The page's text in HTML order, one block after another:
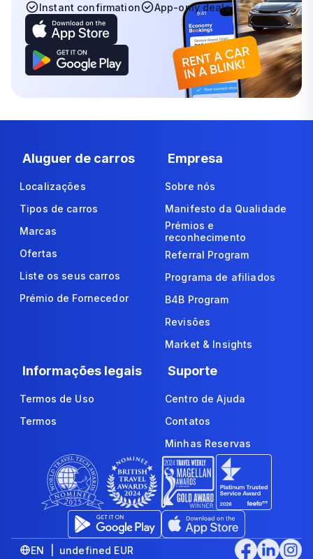
Instant confirmation
App-only deals
Aluguer de carros
Localizações
Tipos de carros
Marcas
Ofertas
Liste os seus carros
Prémio de Fornecedor
Empresa
Sobre nós
Manifesto da Qualidade
Prémios e
reconhecimento
Referral Program
Programa de afiliados
B4B Program
Revisões
Market & Insights
Informações legais
Termos de Uso
Termos
Suporte
Centro de Ajuda
Contatos
Minhas Reservas
EN | undefined EUR